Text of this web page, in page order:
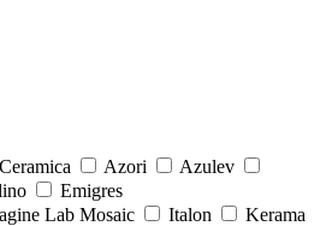
Azori
Azulev
Emigres
Lab Mosaic Italon
Kerama